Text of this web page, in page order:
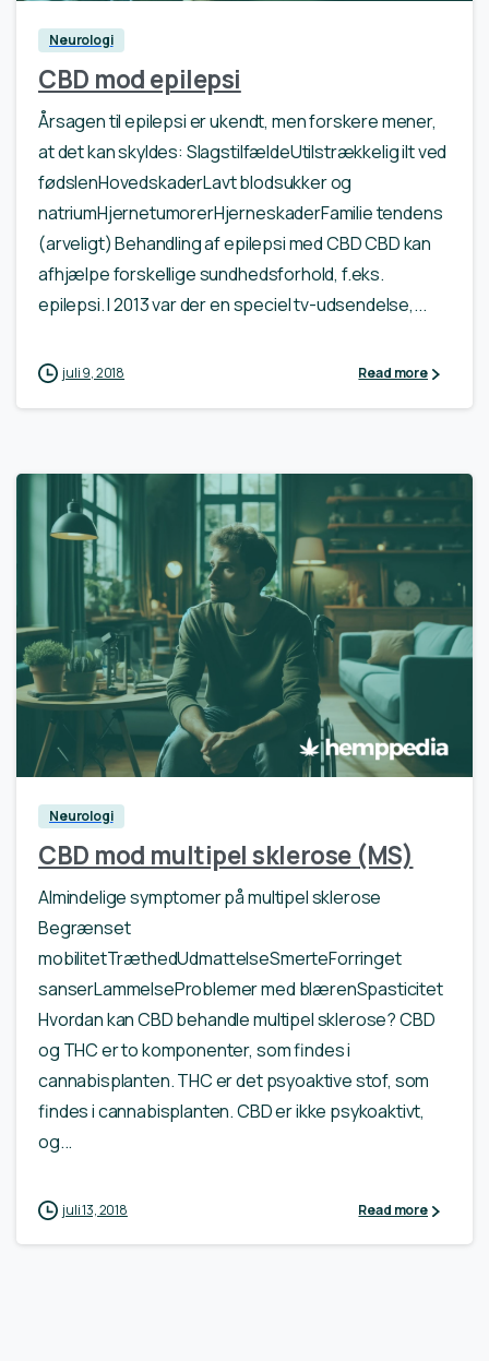
Neurologi
CBD mod epilepsi
Årsagen til epilepsi er ukendt, men forskere mener,
at det kan skyldes: SlagstilfældeUtilstrækkelig ilt ved
fødslenHovedskaderLavt blodsukker og
natriumHjernetumorerHjerneskaderFamilie tendens
(arveligt) Behandling af epilepsi med CBD CBD kan
afhjælpe forskellige sundhedsforhold, f.eks.
epilepsi. I 2013 var der en speciel tv-udsendelse,...
juli 9, 2018 Read more
0
Neurologi
CBD mod multipel sklerose (MS)
Almindelige symptomer på multipel sklerose
Begrænset
mobilitetTræthedUdmattelseSmerteForringet
sanserLammelseProblemer med blærenSpasticitet
Hvordan kan CBD behandle multipel sklerose? CBD
og THC er to komponenter, som findes i
cannabisplanten. THC er det psyoaktive stof, som
findes i cannabisplanten. CBD er ikke psykoaktivt,
og...
juli 13, 2018 Read more